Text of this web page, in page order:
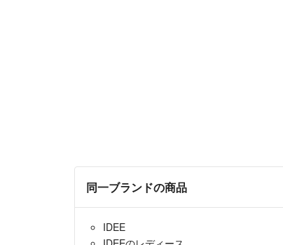
同一ブランドの商品
IDEE